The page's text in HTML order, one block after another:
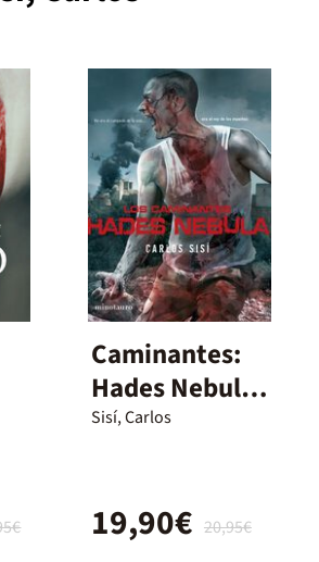
Caminantes:
Hades Nebula,
Los
Sisí, Carlos
20,95€
19,90€